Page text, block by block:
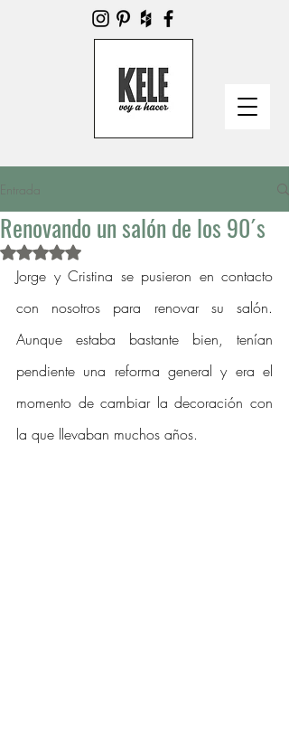
Entrada
Renovando un salón de los 90´s
Obtuvo NaN de 5 estrellas.
Jorge y Cristina se pusieron en contacto
con nosotros para renovar su salón.
Aunque estaba bastante bien, tenían
pendiente una reforma general y era el
momento de cambiar la decoración con
la que llevaban muchos años.